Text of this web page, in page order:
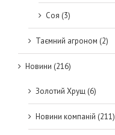
Соя (3)
Таємний агроном (2)
Новини (216)
Золотий Хрущ (6)
Новини компаній (211)